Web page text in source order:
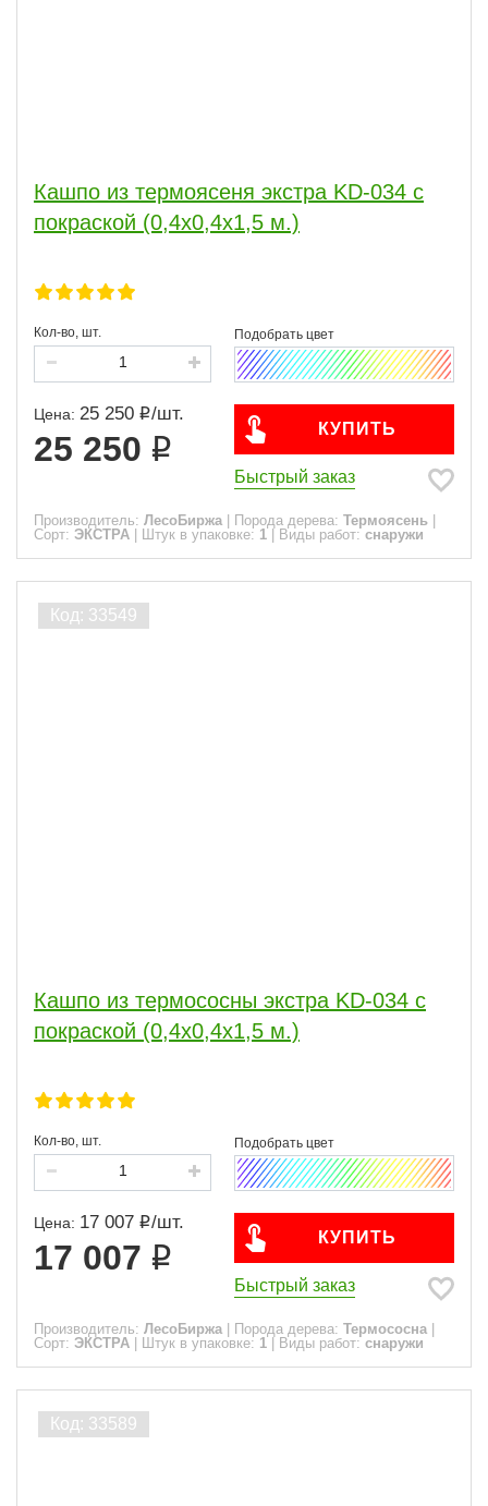
Кашпо из термоясеня экстра KD-034 с
покраской (0,4х0,4х1,5 м.)
Кол-во, шт.
Цена: 25 250 /шт.
25 250
КУПИТЬ
Быстрый заказ
Производитель: ЛесоБиржа Порода дерева: Термоясень
Сорт: ЭКСТРА Штук в упаковке: 1 Виды работ: снаружи
Кашпо из термососны экстра KD-034 с
покраской (0,4х0,4х1,5 м.)
Кол-во, шт.
Цена: 17 007 /шт.
17 007
КУПИТЬ
Быстрый заказ
Производитель: ЛесоБиржа Порода дерева: Термососна
Сорт: ЭКСТРА Штук в упаковке: 1 Виды работ: снаружи